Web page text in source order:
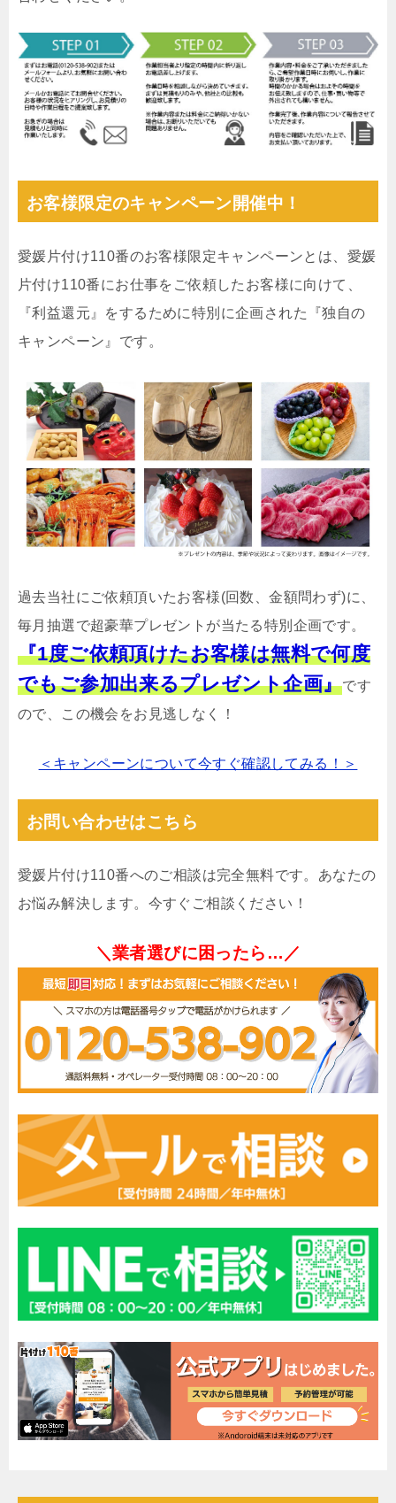
お客様限定のキャンペーン開催中！
愛媛片付け110番のお客様限定キャンペーンとは、愛媛
片付け110番にお仕事をご依頼したお客様に向けて、
『利益還元』をするために特別に企画された『独自の
キャンペーン』です。
過去当社にご依頼頂いたお客様(回数、金額問わず)に、
毎月抽選で超豪華プレゼントが当たる特別企画です。
『1度ご依頼頂けたお客様は無料で何度
でもご参加出来るプレゼント企画』です
ので、この機会をお見逃しなく！
＜キャンペーンについて今すぐ確認してみる！＞
お問い合わせはこちら
愛媛片付け110番へのご相談は完全無料です。あなたの
お悩み解決します。今すぐご相談ください！
＼業者選びに困ったら…／